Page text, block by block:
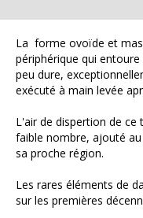
La forme ovoïde et
périphérique qui
peu dure,
exécuté à main levée
L'air de dispertion de ce
faible nombre, ajouté
sa proche région.
Les rares éléments de
sur les premières